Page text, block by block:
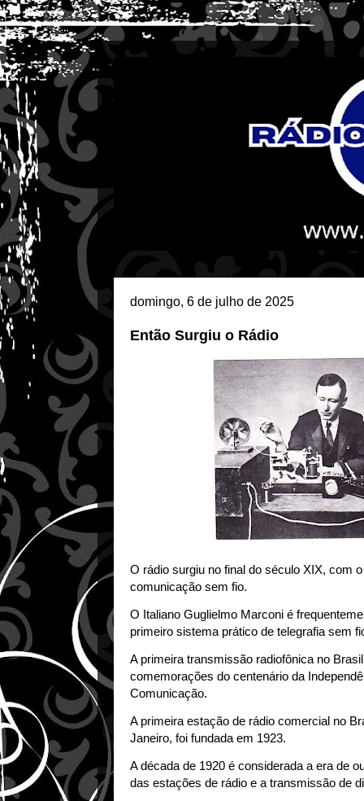
domingo, 6 de julho de 2025
Então Surgiu o Rádio
O rádio surgiu no final do século XIX, com
comunicação sem fio.
O Italiano Guglielmo Marconi é
primeiro sistema prático de telegrafia sem
A primeira transmissão radiofônica no
comemorações do centenário da
Comunicação.
A primeira estação de rádio comercial no
Janeiro, foi fundada em 1923.
A década de 1920 é considerada a era de
das estações de rádio e a transmissão de